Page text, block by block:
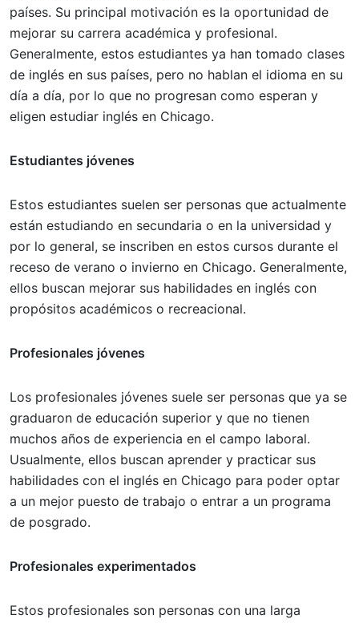
países. Su principal motivación es la oportunidad de
mejorar su carrera académica y profesional.
Generalmente, estos estudiantes ya han tomado clases
de inglés en sus países, pero no hablan el idioma en su
día a día, por lo que no progresan como esperan y
eligen estudiar inglés en Chicago.
Estudiantes jóvenes
Estos estudiantes suelen ser personas que actualmente
están estudiando en secundaria o en la universidad y
por lo general, se inscriben en estos cursos durante el
receso de verano o invierno en Chicago. Generalmente,
ellos buscan mejorar sus habilidades en inglés con
propósitos académicos o recreacional.
Profesionales jóvenes
Los profesionales jóvenes suele ser personas que ya se
graduaron de educación superior y que no tienen
muchos años de experiencia en el campo laboral.
Usualmente, ellos buscan aprender y practicar sus
habilidades con el inglés en Chicago para poder optar
a un mejor puesto de trabajo o entrar a un programa
de posgrado.
Profesionales experimentados
Estos profesionales son personas con una larga